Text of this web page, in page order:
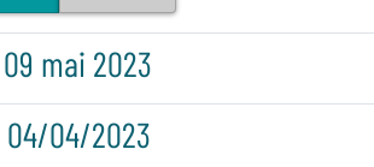
mai 2023
04/04/2023